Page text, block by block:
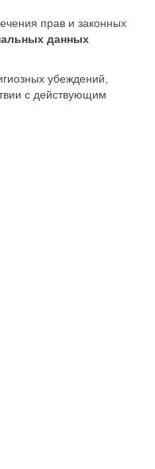
прав и законных
данных
убеждений,
с действующим